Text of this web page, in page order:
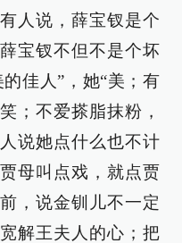
人说，薛宝钗是个
宝钗不但不是个坏
佳人”，她“美；有
；不爱搽脂抹粉，
说她点什么也不计
母叫点戏，就点贾
，说金钏儿不一定
解王夫人的心；把